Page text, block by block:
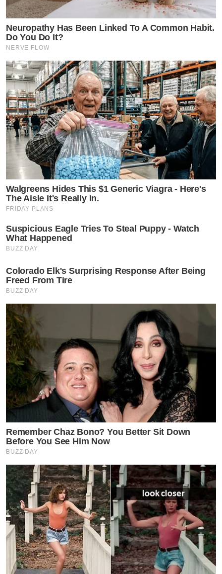
Neuropathy Has Been Linked To A Common Habit.
Do You Do It?
NERVE FLOW
Walgreens Hides This $1 Generic Viagra - Here's
The Aisle It's Really In.
FRIDAY PLANS
Suspicious Eagle Tries To Steal Puppy - Watch
What Happened
BUZZ DAY
Colorado Elk's Surprising Response After Being
Freed From Tire
BUZZ DAY
Remember Chaz Bono? You Better Sit Down
Before You See Him Now
BUZZ DAY